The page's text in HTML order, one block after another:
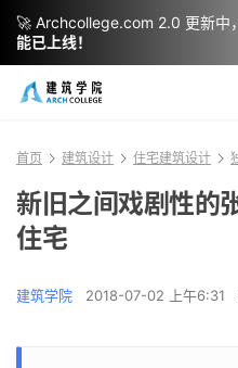
首页 建筑设计 住宅建筑设计
新旧之间戏剧性的
住宅
建筑学院 2018-07-02 上午6:31
🚀 Archcollege.com 2.0 更新中，
能已上线！